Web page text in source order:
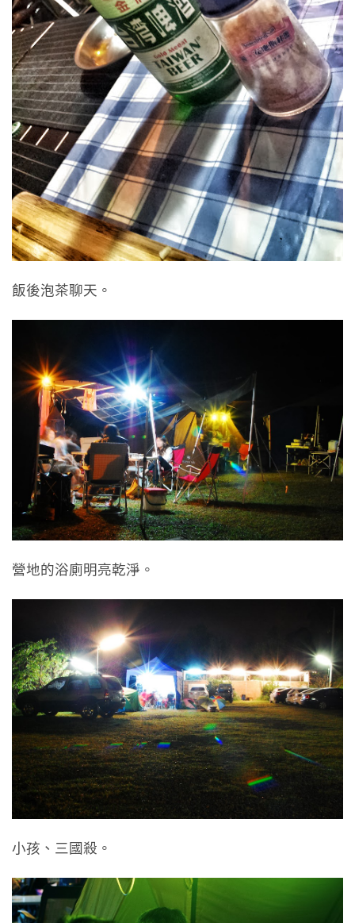
飯後泡茶聊天。
營地的浴廁明亮乾淨。
小孩、三國殺。